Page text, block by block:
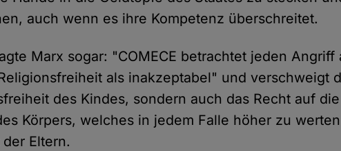
auch wenn es ihre Kompetenz überschreitet.
Marx sogar: "COMECE betrachtet jeden Angriff
als inakzeptabel" und verschweigt
des Kindes, sondern auch das Recht auf die
Körpers, welches in jedem Falle höher zu
Eltern.